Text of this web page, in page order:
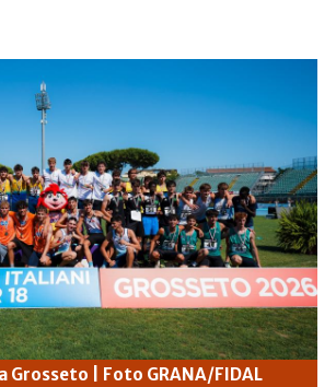
Grosseto | Foto GRANA/FIDAL